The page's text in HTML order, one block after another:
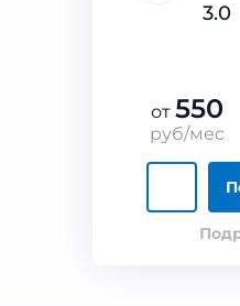
3.0
от 550
руб/мес